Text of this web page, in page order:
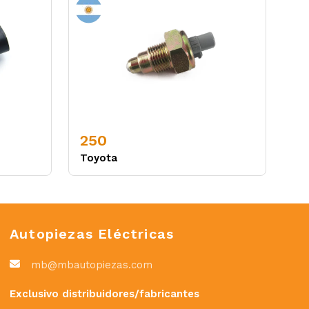
250
Toyota
Autopiezas Eléctricas
mb@mbautopiezas.com
Exclusivo distribuidores/fabricantes